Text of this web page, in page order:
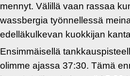
mennyt. Välillä vaan rassaa
wassbergia työnnellessä
edelläkulkevan kuokkijan
Ensimmäisellä
olimme ajassa 37:30. Tämä